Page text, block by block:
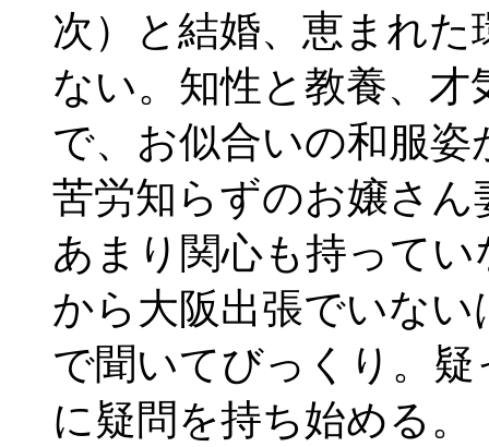
次）と結婚、恵まれ
ない。知性と教養、
で、お似合いの和服
苦労知らずのお嬢さ
あまり関心も持って
から大阪出張でいな
で聞いてびっくり。
に疑問を持ち始める。